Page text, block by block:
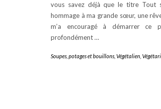
vous savez déjà que le titre Tout
hommage à ma grande sœur, une
m’a encouragé à démarrer ce
profondément …
Soupes, potages et bouillons Végétalien